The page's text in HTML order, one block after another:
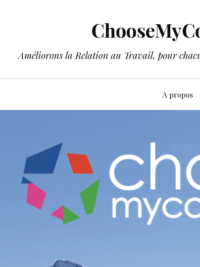
Améliorons la Relation au Travail, pour
A propos